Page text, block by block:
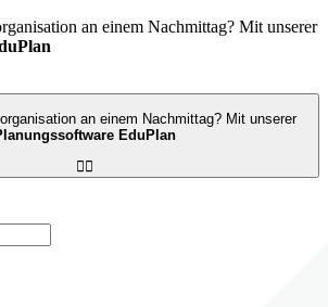
an einem Nachmittag? Mit unserer
an einem Nachmittag? Mit unserer
EduPlan
